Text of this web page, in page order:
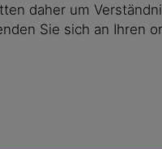
daher um
Sie sich an Ihren